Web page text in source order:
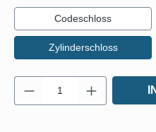
Codeschloss
Zylinderschloss
Produkt Anzahl: